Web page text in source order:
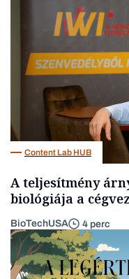
Content Lab HUB
A teljesítmény
biológiája a
BioTechUSA 4 perc